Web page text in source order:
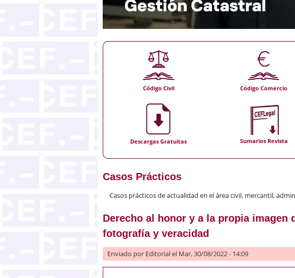
Código Civil Código Comercio
Descargas Gratuitas Sumarios Revista
Casos Prácticos
Casos prácticos de actualidad en el área civil, mercantil,
Derecho al honor y a la propia
fotografía y veracidad
Enviado por Editorialel Mar, 30/08/2022 - 14:09